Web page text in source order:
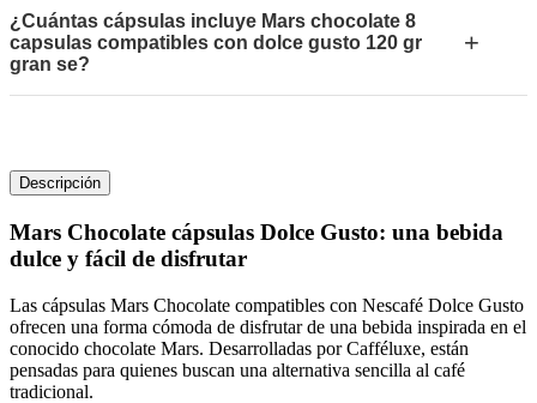
¿Cuántas cápsulas incluye Mars chocolate 8
capsulas compatibles con dolce gusto 120 gr
gran se?
+
Descripción
Mars Chocolate cápsulas Dolce Gusto: una bebida
dulce y fácil de disfrutar
Las cápsulas Mars Chocolate compatibles con Nescafé Dolce Gusto
ofrecen una forma cómoda de disfrutar de una bebida inspirada en el
conocido chocolate Mars. Desarrolladas porCafféluxe, están
pensadas para quienes buscan una alternativa sencilla al café
tradicional.